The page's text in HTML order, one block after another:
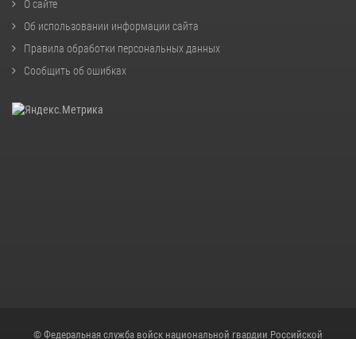
О сайте
Об использовании информации сайта
Правила обработки персональных данных
Сообщить об ошибках
© Федеральная служба войск национальной гвардии Российской